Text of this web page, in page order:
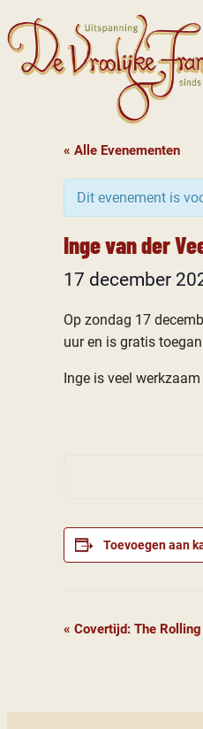
« Alle Evenementen
Dit evenement is
Inge van der
17 december
Op zondag 17
uur en is gratis
Inge is veel
Toevoegen aan
Evenement
« Covertijd: The